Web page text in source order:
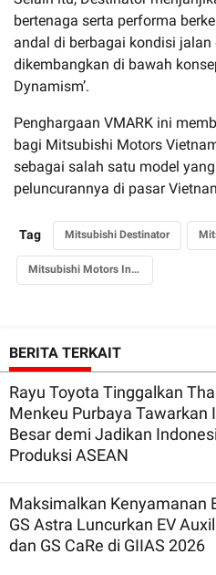
bertenaga serta performa
andal di berbagai kondisi jalan
dikembangkan di bawah
Dynamism’.
Penghargaan VMARK ini
bagi Mitsubishi Motors
sebagai salah satu model
peluncurannya di pasar
Tag Mitsubishi Destinator
Mitsubishi Motors Indonesia
BERITA TERKAIT
Rayu Toyota Tinggalkan
Menkeu Purbaya Tawarkan
Besar demi Jadikan
Produksi ASEAN
Maksimalkan Kenyamanan
GS Astra Luncurkan EV
dan GS CaRe di GIIAS 2026